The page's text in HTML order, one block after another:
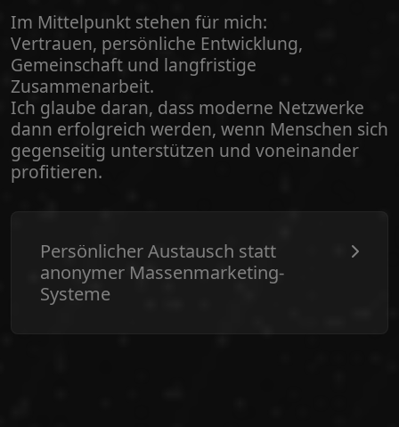
Im Mittelpunkt stehen für mich:
Vertrauen, persönliche Entwicklung,
Gemeinschaft und langfristige
Zusammenarbeit.
Ich glaube daran, dass moderne Netzwerke
dann erfolgreich werden, wenn Menschen sich
gegenseitig unterstützen und voneinander
profitieren.
Persönlicher Austausch statt
anonymer Massenmarketing-
Systeme